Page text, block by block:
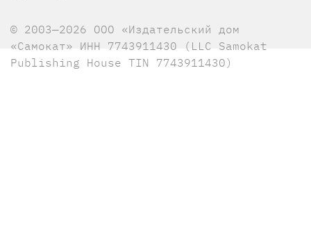
© 2003—2026 ООО «Издательский дом
«Самокат» ИНН 7743911430 (LLC Samokat
Publishing House TIN 7743911430)